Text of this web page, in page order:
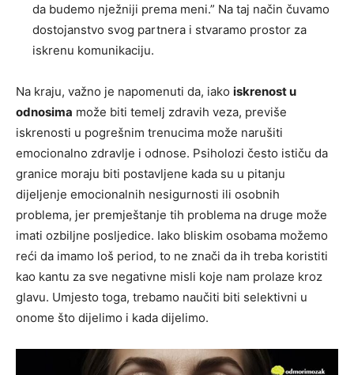
da budemo nježniji prema meni.” Na taj način čuvamo
dostojanstvo svog partnera i stvaramo prostor za
iskrenu komunikaciju.
Na kraju, važno je napomenuti da, iako iskrenost u
odnosima može biti temelj zdravih veza, previše
iskrenosti u pogrešnim trenucima može narušiti
emocionalno zdravlje i odnose. Psiholozi često ističu da
granice moraju biti postavljene kada su u pitanju
dijeljenje emocionalnih nesigurnosti ili osobnih
problema, jer premještanje tih problema na druge može
imati ozbiljne posljedice. Iako bliskim osobama možemo
reći da imamo loš period, to ne znači da ih treba koristiti
kao kantu za sve negativne misli koje nam prolaze kroz
glavu. Umjesto toga, trebamo naučiti biti selektivni u
onome što dijelimo i kada dijelimo.